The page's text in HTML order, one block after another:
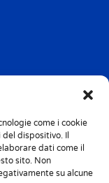
come i cookie
dispositivo. Il
dati come il
sito. Non
su alcune